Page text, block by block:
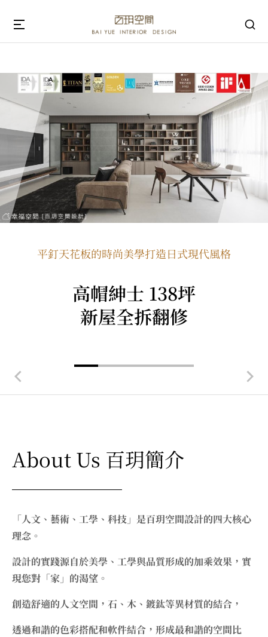
平釘天花板的時尚美學打造日式現代風格
高帽紳士 138坪
新屋全拆翻修
平釘天花板的時尚美學打造日式現代風格
高帽紳士 138坪
新屋全拆翻修
平釘天花板的時尚美學打造日式現代風格
高帽紳士 138坪
新屋全拆翻修
About Us 百玥簡介
「人文、藝術、工學、科技」是百玥空間設計的四大核心
理念。
設計的實踐源自於美學、工學與品質形成的加乘效果，實
現您對「家」的渴望。
創造舒適的人文空間，石、木、鍍鈦等異材質的結合，
透過和諧的色彩搭配和軟件結合，形成最和諧的空間比